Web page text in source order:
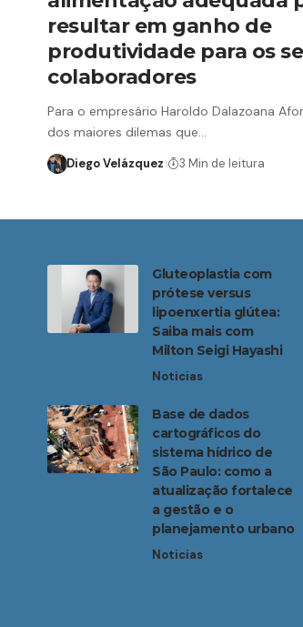
resultar em ganho de
produtividade para os
colaboradores
Para o empresário Haroldo Dalazoana
dos maiores dilemas que…
Diego Velázquez 3 Min de leitura
Gluteoplastia com
prótese versus
lipoenxertia glútea:
Saiba mais com
Milton Seigi Hayashi
Noticias
Base de dados
cartográficos do
sistema hídrico de
São Paulo: como a
atualização fortalece
a gestão e o
planejamento urbano
Noticias